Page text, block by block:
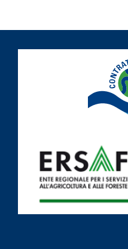
Contratti di fiume
La comunità degli attori della